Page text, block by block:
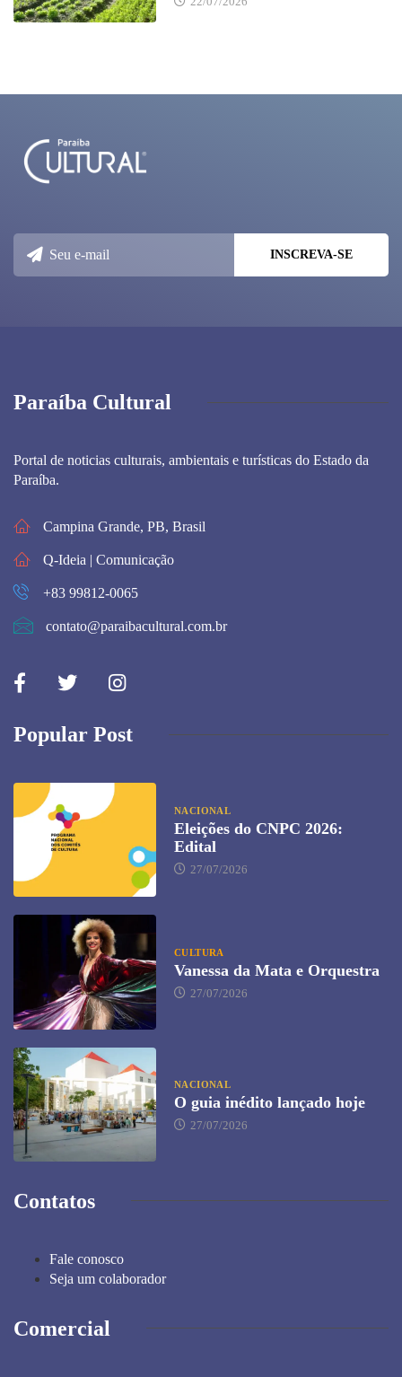
Paraíba Cultural
Portal de noticias culturais, ambientais e turísticas do Estado da
Paraíba.
Campina Grande, PB, Brasil
Q-Ideia | Comunicação
+83 99812-0065
contato@paraibacultural.com.br
Popular Post
NACIONAL
Eleições do CNPC 2026:
Edital
27/07/2026
CULTURA
Vanessa da Mata e Orquestra
27/07/2026
NACIONAL
O guia inédito lançado hoje
27/07/2026
Contatos
Fale conosco
Seja um colaborador
Comercial